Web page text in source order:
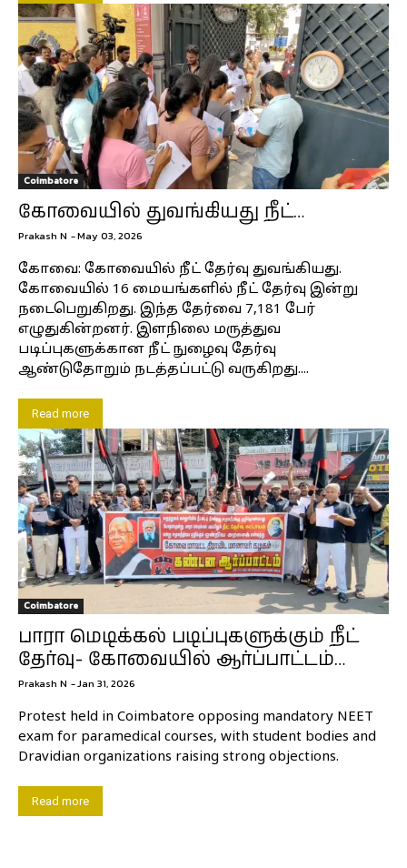
Coimbatore
கோவையில் துவங்கியது நீட்…
Prakash N -May 03, 2026
கோவை: கோவையில் நீட் தேர்வு துவங்கியது.
கோவையில் 16 மையங்களில் நீட் தேர்வு இன்று
நடைபெறுகிறது. இந்த தேர்வை 7,181 பேர்
எழுதுகின்றனர். இளநிலை மருத்துவ
படிப்புகளுக்கான நீட் நுழைவு தேர்வு
ஆண்டுதோறும் நடத்தப்பட்டு வருகிறது....
Read more
Coimbatore
பாரா மெடிக்கல் படிப்புகளுக்கும் நீட்
தேர்வு- கோவையில் ஆர்ப்பாட்டம்…
Prakash N -Jan 31, 2026
Protest held in Coimbatore opposing mandatory NEET
exam for paramedical courses, with student bodies and
Dravidian organizations raising strong objections.
Read more